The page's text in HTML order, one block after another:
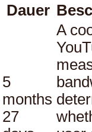
Dauer
5
months
27
A